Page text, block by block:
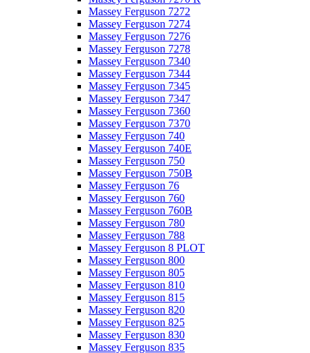
Massey Ferguson 7272
Massey Ferguson 7274
Massey Ferguson 7276
Massey Ferguson 7278
Massey Ferguson 7340
Massey Ferguson 7344
Massey Ferguson 7345
Massey Ferguson 7347
Massey Ferguson 7360
Massey Ferguson 7370
Massey Ferguson 740
Massey Ferguson 740E
Massey Ferguson 750
Massey Ferguson 750B
Massey Ferguson 76
Massey Ferguson 760
Massey Ferguson 760B
Massey Ferguson 780
Massey Ferguson 788
Massey Ferguson 8 PLOT
Massey Ferguson 800
Massey Ferguson 805
Massey Ferguson 810
Massey Ferguson 815
Massey Ferguson 820
Massey Ferguson 825
Massey Ferguson 830
Massey Ferguson 835